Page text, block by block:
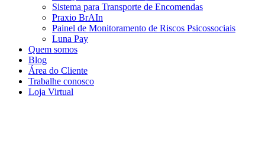
Sistema para Transporte de Encomendas
Praxio BrAIn
Painel de Monitoramento de Riscos Psicossociais
Luna Pay
Quem somos
Blog
Área do Cliente
Trabalhe conosco
Loja Virtual